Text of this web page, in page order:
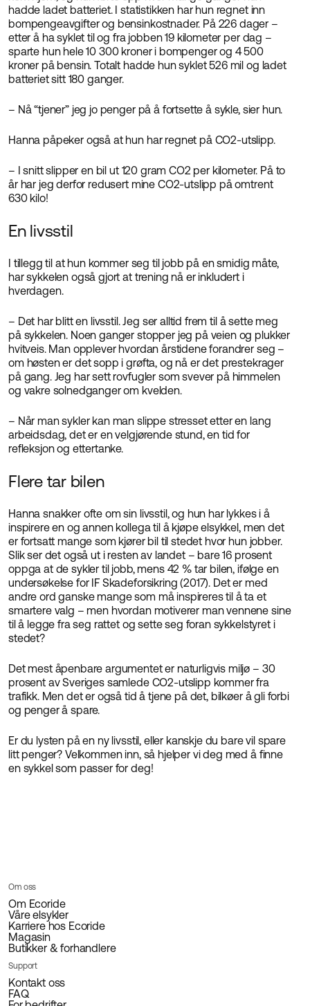
hadde ladet batteriet. I statistikken har hun regnet inn
bompengeavgifter og bensinkostnader. På 226 dager –
etter å ha syklet til og fra jobben 19 kilometer per dag –
sparte hun hele 10 300 kroner i bompenger og 4 500
kroner på bensin. Totalt hadde hun syklet 526 mil og ladet
batteriet sitt 180 ganger.
– Nå “tjener” jeg jo penger på å fortsette å sykle, sier hun.
Hanna påpeker også at hun har regnet på CO2-utslipp.
– I snitt slipper en bil ut 120 gram CO2 per kilometer. På to
år har jeg derfor redusert mine CO2-utslipp på omtrent
630 kilo!
En livsstil
I tillegg til at hun kommer seg til jobb på en smidig måte,
har sykkelen også gjort at trening nå er inkludert i
hverdagen.
– Det har blitt en livsstil. Jeg ser alltid frem til å sette meg
på sykkelen. Noen ganger stopper jeg på veien og plukker
hvitveis. Man opplever hvordan årstidene forandrer seg –
om høsten er det sopp i grøfta, og nå er det prestekrager
på gang. Jeg har sett rovfugler som svever på himmelen
og vakre solnedganger om kvelden.
– Når man sykler kan man slippe stresset etter en lang
arbeidsdag, det er en velgjørende stund, en tid for
refleksjon og ettertanke.
Flere tar bilen
Hanna snakker ofte om sin livsstil, og hun har lykkes i å
inspirere en og annen kollega til å kjøpe elsykkel, men det
er fortsatt mange som kjører bil til stedet hvor hun jobber.
Slik ser det også ut i resten av landet – bare 16 prosent
oppga at de sykler til jobb, mens 42 % tar bilen, ifølge en
undersøkelse for IF Skadeforsikring (2017). Det er med
andre ord ganske mange som må inspireres til å ta et
smartere valg – men hvordan motiverer man vennene sine
til å legge fra seg rattet og sette seg foran sykkelstyret i
stedet?
Det mest åpenbare argumentet er naturligvis miljø – 30
prosent av Sveriges samlede CO2-utslipp kommer fra
trafikk. Men det er også tid å tjene på det, bilkøer å gli forbi
og penger å spare.
Er du lysten på en ny livsstil, eller kanskje du bare vil spare
litt penger? Velkommen inn, så hjelper vi deg med å finne
en sykkel som passer for deg!
Om oss
Om Ecoride
Våre elsykler
Karriere hos Ecoride
Magasin
Butikker & forhandlere
Support
Kontakt oss
FAQ